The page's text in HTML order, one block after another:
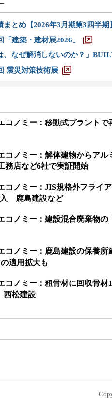
まとめ【2026年3月期第3四半期】
建築・建材展2026」
、なぜ解消しないのか？」
震災対策技術展
コノミー：移動式プラントで
コノミー：解体建物からアル
店など6社で実証開始
コノミー：JIS規格外フライ
入 鹿島建設など
コノミー：建設混合廃棄物の
コノミー：鹿島建設の保養所
適用拡大も
コノミー：粗骨材に回収骨材
西松建設